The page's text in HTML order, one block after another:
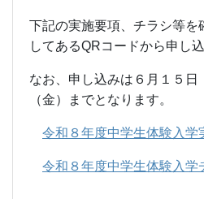
下記の実施要項、チラシ等を
してあるQRコードから申し
なお、申し込みは６月１５日
（金）までとなります。
令和８年度中学生体験入学
令和８年度中学生体験入学